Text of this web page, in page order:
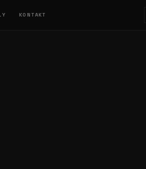
KONTAKT